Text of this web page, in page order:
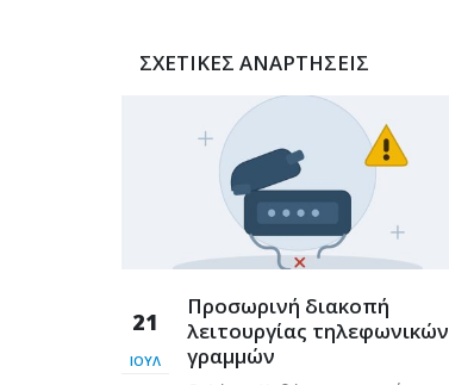
ΣΧΕΤΙΚΈΣ ΑΝΑΡΤΉΣΕΙΣ
21
ΙΟΎΛ
Προσωρινή διακοπή
λειτουργίας τηλεφωνικών
γραμμών